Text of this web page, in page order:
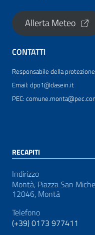
Allerta Meteo
CONTATTI
Responsabile della
Email: dpo1@dasein.it
PEC:
RECAPITI
Indirizzo
Montà, Piazza San
12046, Montà
Telefono
(+39) 0173 977411